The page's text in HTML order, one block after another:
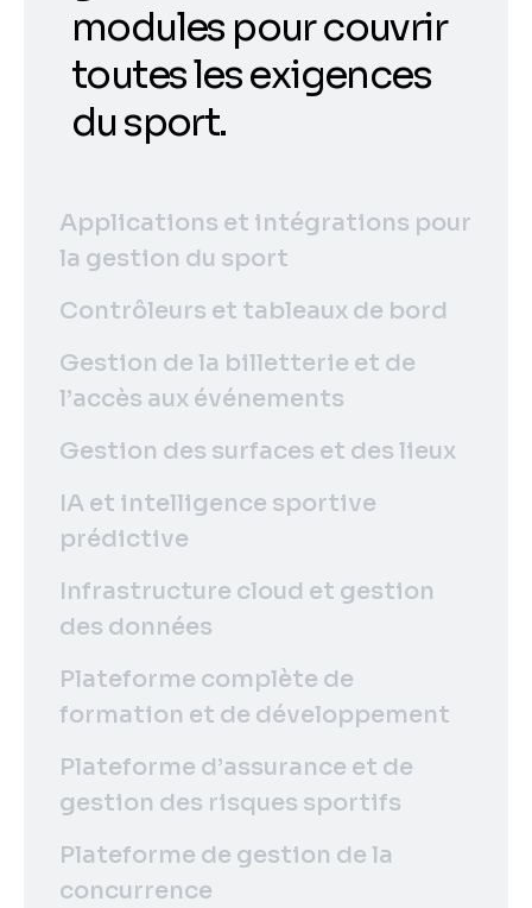
modules pour couvrir
toutes les exigences
du sport.
Applications et intégrations pour
la gestion du sport
Contrôleurs et tableaux de bord
Gestion de la billetterie et de
l’accès aux événements
Gestion des surfaces et des lieux
IA et intelligence sportive
prédictive
Infrastructure cloud et gestion
des données
Plateforme complète de
formation et de développement
Plateforme d’assurance et de
gestion des risques sportifs
Plateforme de gestion de la
concurrence